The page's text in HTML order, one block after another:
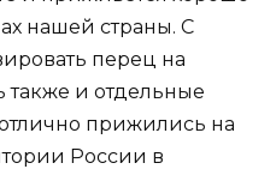
нашей страны. С
перец на
также и отдельные
прижились на
России в